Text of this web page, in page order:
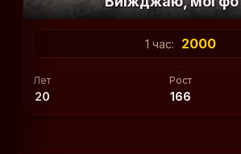
1 час: 2000
Лет
20
Рост
166